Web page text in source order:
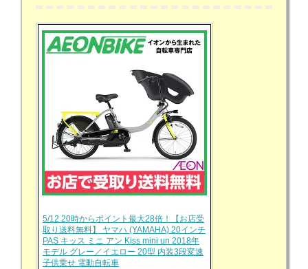
5/12 20時からポイント最大28倍！【お店受
取り送料無料】 ヤマハ (YAMAHA) 20インチ
PAS キッス ミニ アン Kiss mini un 2018年
モデル グレー／イエロー 20型 内装3段変速
子供乗せ 電動自転車